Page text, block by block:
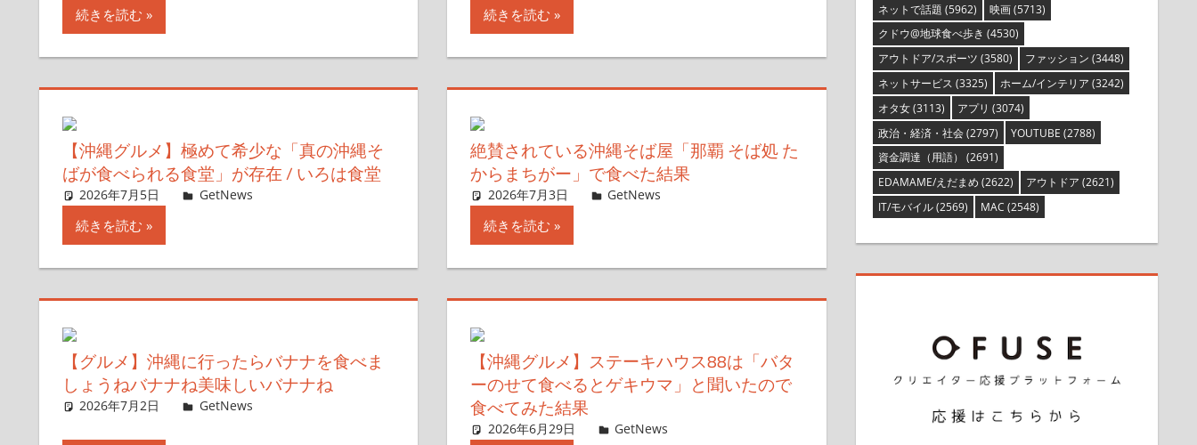
続きを読む 続きを読む
【沖縄グルメ】極めて希少な「真の沖縄そ
ばが食べられる食堂」が存在 / いろは食堂
2026年7月5日 ガジェ通ウェブライター
GetNews
続きを読む
絶賛されている沖縄そば屋「那覇 そば処 た
からまちがー」で食べた結果
2026年7月3日 ガジェ通ウェブライター
GetNews
続きを読む
【グルメ】沖縄に行ったらバナナを食べま
しょうねバナナね美味しいバナナね
2026年7月2日 ガジェ通ウェブライター
GetNews
【沖縄グルメ】ステーキハウス88は「バタ
ーのせて食べるとゲキウマ」と聞いたので
食べてみた結果
2026年6月29日 ガジェ通ウェブライター
GetNews
ネットで話題 (5962) 映画(5713)
クドウ@地球食べ歩き (4530)
アウトドア/スポーツ (3580) ファッション (3448)
ネットサービス (3325) ホーム/インテリア (3242)
オタ女(3113) アプリ (3074)
政治・経済・社会(2797) YOUTUBE (2788)
資金調達（用語） (2691)
EDAMAME/えだまめ (2622) アウトドア (2621)
IT/モバイル(2569) MAC (2548)